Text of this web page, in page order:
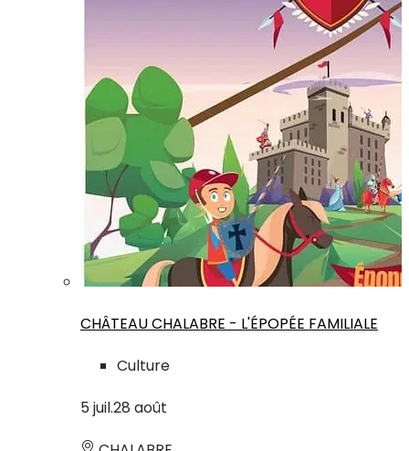
CHÂTEAU CHALABRE - L'ÉPOPÉE FAMILIALE
Culture
5 juil.28 août